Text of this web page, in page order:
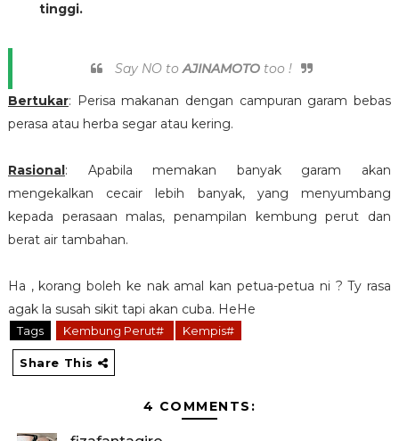
tinggi.
Say NO toAJINAMOTO too !
Bertukar: Perisa makanan dengan campuran garam bebas
perasa atau herba segar atau kering.
Rasional: Apabila memakan banyak garam akan
mengekalkan cecair lebih banyak, yang menyumbang
kepada perasaan malas, penampilan kembung perut dan
berat air tambahan.
Ha , korang boleh ke nak amal kan petua-petua ni ? Ty rasa
agak la susah sikit tapi akan cuba. HeHe
Tags Kembung Perut# Kempis#
Share This
4 COMMENTS: